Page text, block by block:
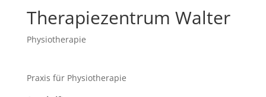
Therapiezentrum Walter
Physiotherapie
Praxis für Physiotherapie